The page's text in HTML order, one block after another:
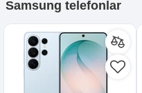
Samsung telefonlar